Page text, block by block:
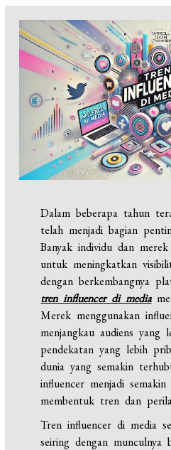
Dalam beberapa tahun
telah menjadi bagian
Banyak individu dan
untuk meningkatkan
dengan berkembangnya
tren influencer di media
Merek menggunakan
menjangkau audiens yang
pendekatan yang lebih
dunia yang semakin
influencer menjadi
membentuk tren dan
Tren influencer di media
seiring dengan munculnya